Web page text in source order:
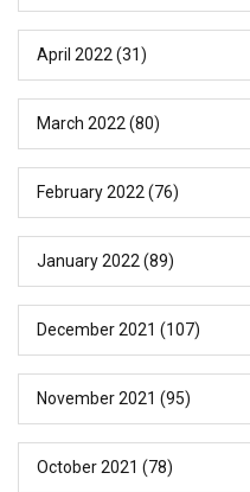
April 2022 (31)
March 2022 (80)
February 2022 (76)
January 2022 (89)
December 2021 (107)
November 2021 (95)
October 2021 (78)